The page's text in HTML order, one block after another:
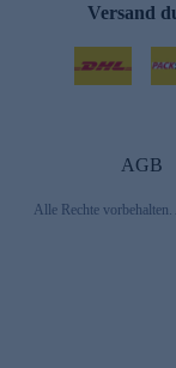
Versand
AGB
Alle Rechte